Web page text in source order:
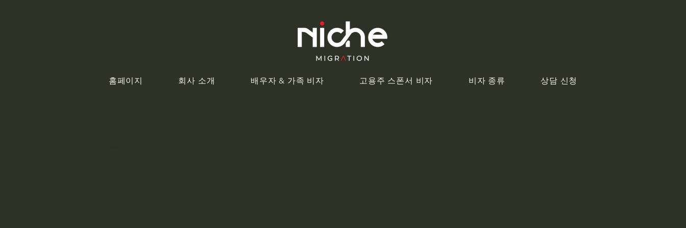
홈페이지 회사 소개 배우자 & 가족 비자 고용주 스폰서 비자 비자 종류 상담 신청